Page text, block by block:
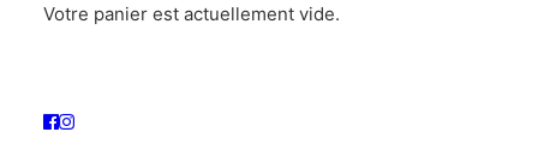
Votre panier est actuellement vide.